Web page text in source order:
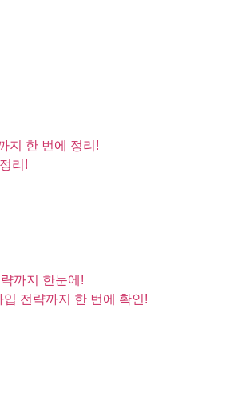
지 한 번에 정리!
리!
까지 한눈에!
전략까지 한 번에 확인!